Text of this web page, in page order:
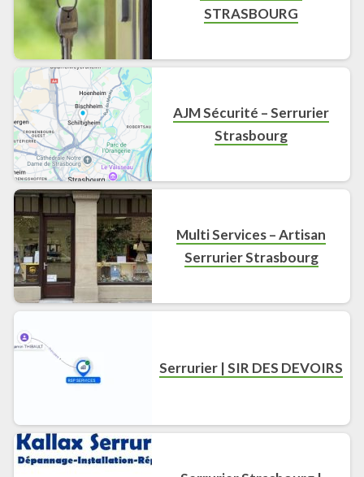
STRASBOURG
AJM Sécurité – Serrurier
Strasbourg
Multi Services – Artisan
Serrurier Strasbourg
Serrurier | SIR DES DEVOIRS